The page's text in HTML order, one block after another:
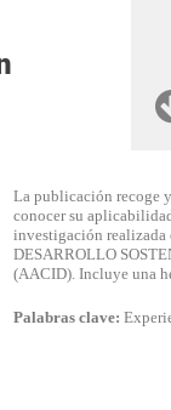
La publicación recoge
conocer su
investigación realizada
DESARROLLO
(AACID). Incluye una
Palabras clave: